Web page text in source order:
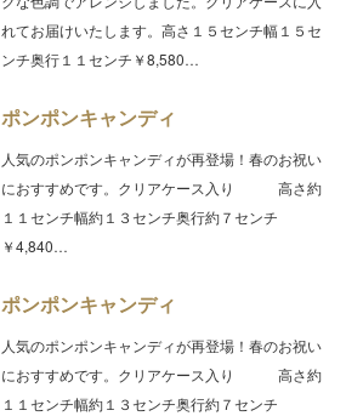
れてお届けいたします。高さ１５センチ幅１５セ
ンチ奥行１１センチ￥8,580…
ポンポンキャンディ
人気のポンポンキャンディが再登場！春のお祝い
におすすめです。クリアケース入り 高さ約
１１センチ幅約１３センチ奥行約７センチ
￥4,840…
ポンポンキャンディ
人気のポンポンキャンディが再登場！春のお祝い
におすすめです。クリアケース入り 高さ約
１１センチ幅約１３センチ奥行約７センチ